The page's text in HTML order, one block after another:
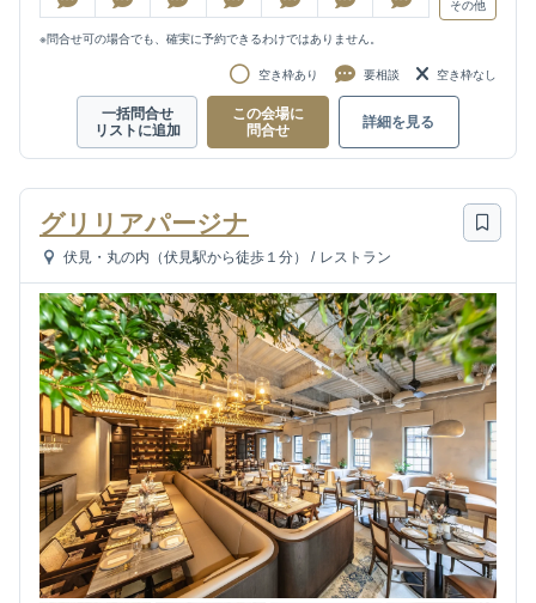
その他
※問合せ可の場合でも、確実に予約できるわけではありません。
空き枠あり 要相談 空き枠なし
一括問合せ
リストに追加
この会場に
問合せ
詳細を見る
グリリアパージナ
伏見・丸の内（伏見駅から徒歩１分） / レストラン